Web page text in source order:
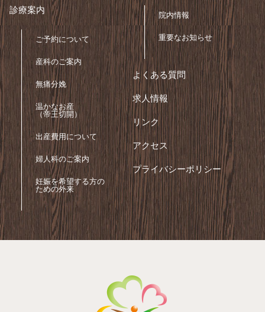
診療案内
ご予約について
産科のご案内
無痛分娩
温かなお産
（帝王切開）
出産費用について
婦人科のご案内
妊娠を希望する方の
ための外来
院内情報
重要なお知らせ
よくある質問
求人情報
リンク
アクセス
プライバシーポリシー